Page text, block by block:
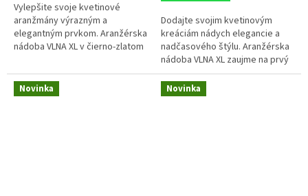
Vylepšite svoje kvetinové
aranžmány výrazným a
elegantným prvkom. Aranžérska
nádoba VLNA XL v čierno-zlatom
inšpirované prírodnými vlnami
s...
Dodajte svojim kvetinovým
kreáciám nádych elegancie a
nadčasového štýlu. Aranžérska
nádoba VLNA XL zaujme na prvý
pohľad svojim organickým,
zakriveným tvarom
pripomínajúcim...
Novinka Novinka